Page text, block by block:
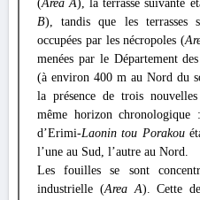
(Area A), la terrasse suivante
B), tandis que les terrasses
occupées par les nécropoles (
menées par le Département
(à environ 400 m au Nord du
la présence de trois
même horizon
d’Erimi-Laonin tou Porakou
l’une au Sud, l’autre au Nord.
Les fouilles se sont
industrielle (Area A). Cette